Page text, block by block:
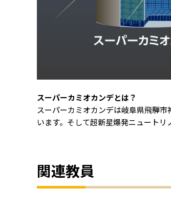
スーパーカミオカンデとは？
スーパーカミオカンデは岐阜県飛騨
います。そして超新星爆発ニュートリ
関連教員